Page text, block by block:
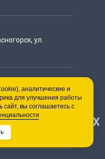
ул.
55-25
18:00
03-35
18:00 НАВЕРХ
аналитические и
для улучшения работы
сайт, вы соглашаетесь с